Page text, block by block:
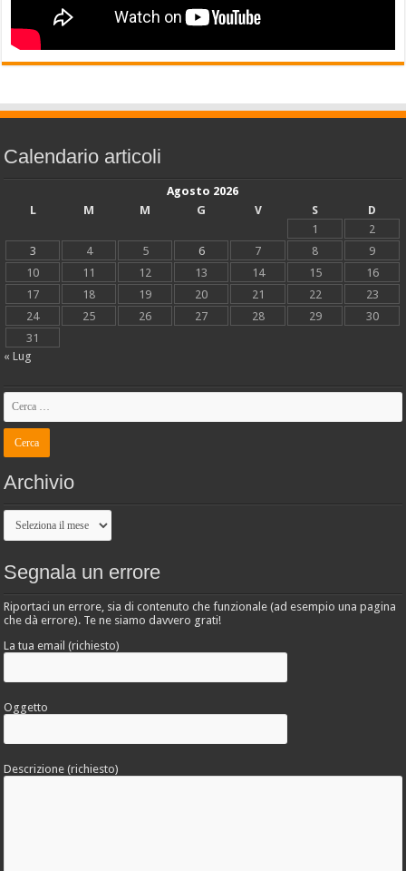
Calendario articoli
Agosto 2026
L
M M G V S
D
1
2
3
4 5 6 7 8
9
10
11 12 13 14 15
16
17
18 19 20 21 22
23
24
25 26 27 28 29
30
31
« Lug
Archivio
Archivio
Segnala un errore
Riportaci un errore, sia di contenuto che funzionale (ad esempio una pagina
che dà errore). Te ne siamo davvero grati!
La tua email (richiesto)
Oggetto
Descrizione (richiesto)